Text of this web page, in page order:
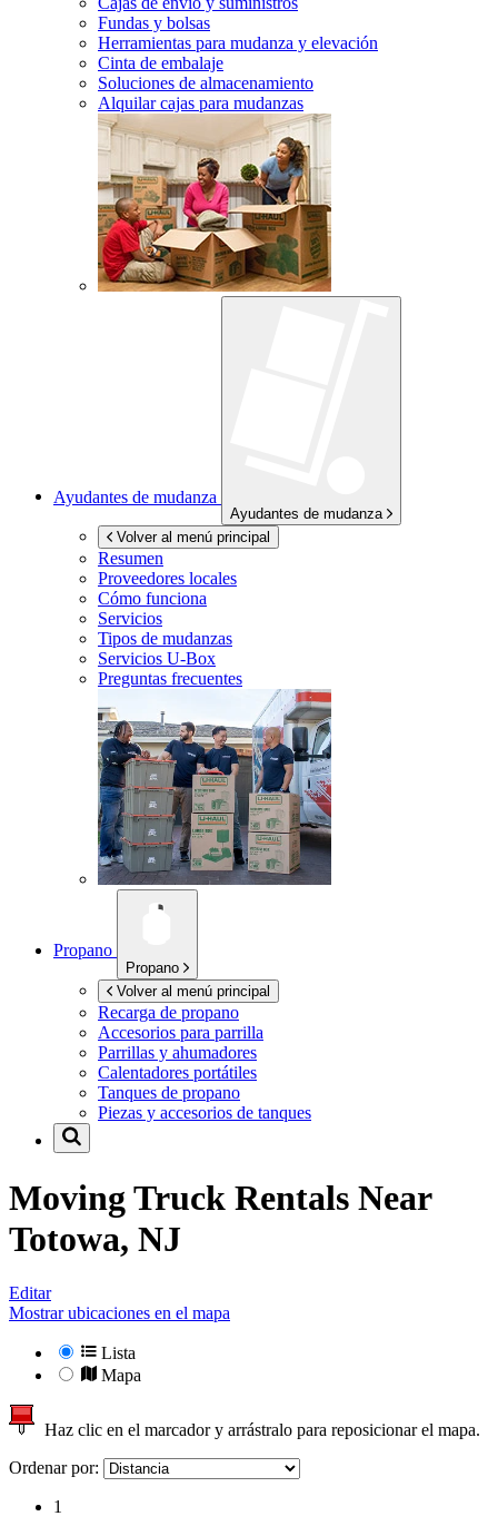
Fundas y bolsas
Herramientas para mudanza y elevación
Cinta de embalaje
Soluciones de almacenamiento
Alquilar cajas para mudanzas
Ayudantes de mudanza
Ayudantes de mudanza
Volver al menú principal
Resumen
Proveedores locales
Cómo funciona
Servicios
Tipos de mudanzas
Servicios U-Box
Preguntas frecuentes
Propano
Propano
Volver al menú principal
Recarga de propano
Accesorios para parrilla
Parrillas y ahumadores
Calentadores portátiles
Tanques de propano
Piezas y accesorios de tanques
Moving Truck Rentals Near
Totowa, NJ
Editar
Mostrar ubicaciones en el mapa
Lista
Mapa
Haz clic en el marcador y arrástralo para reposicionar el mapa.
Ordenar por:
1